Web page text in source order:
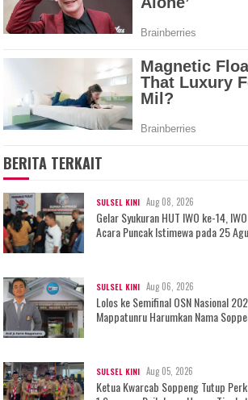
BERITA TERKAIT
SULSEL KINI Aug 08, 2026
Gelar Syukuran HUT IWO ke-14,
Acara Puncak Istimewa pada 25
SULSEL KINI Aug 06, 2026
Lolos ke Semifinal OSN Nasional
Mappatunru Harumkan Nama
SULSEL KINI Aug 05, 2026
Ketua Kwarcab Soppeng Tutup